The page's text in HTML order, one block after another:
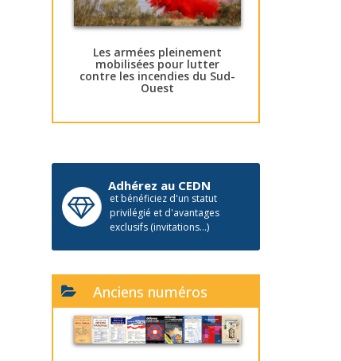
Les armées pleinement
mobilisées pour lutter
contre les incendies du Sud-
Ouest
Adhérez au CEDN
et bénéficiez d'un statut
privilégié et d'avantages
exclusifs (invitations...)
Anciens numéros